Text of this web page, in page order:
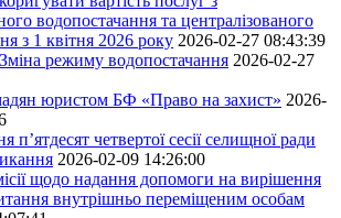
водопостачання та централізованого
з 1 квітня 2026 року 2026-02-27 08:43:39
режиму водопостачання 2026-02-27
юристом БФ «Право на захист» 2026-
п’ятдесят четвертої сесії селищної ради
2026-02-09 14:26:00
щодо надання допомоги на вирішення
внутрішньо переміщеним особам